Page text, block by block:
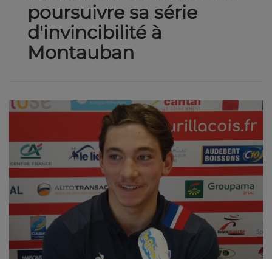
poursuivre sa série
d'invincibilité à
Montauban